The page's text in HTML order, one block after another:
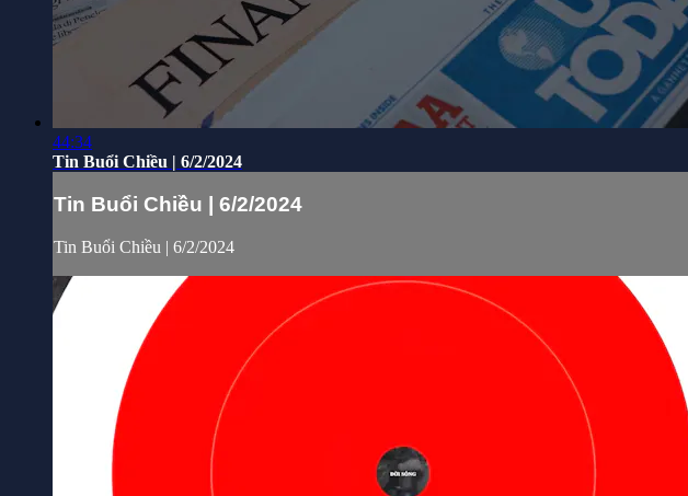
44:34
Tin Buổi Chiều | 6/2/2024
Tin Buổi Chiều | 6/2/2024
Tin Buổi Chiều | 6/2/2024